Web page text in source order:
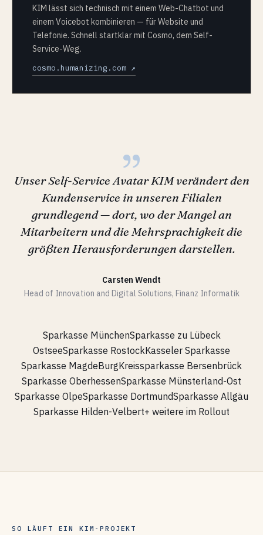
KIM lässt sich technisch mit einem Web-Chatbot und
einem Voicebot kombinieren — für Website und
Telefonie. Schnell startklar mit Cosmo, dem Self-
Service-Weg.
cosmo.humanizing.com ↗
„
Unser Self-Service Avatar KIM verändert den
Kundenservice in unseren Filialen
grundlegend — dort, wo der Mangel an
Mitarbeitern und die Mehrsprachigkeit die
größten Herausforderungen darstellen.
Carsten Wendt
Head of Innovation and Digital Solutions, Finanz Informatik
Sparkasse MünchenSparkasse zu Lübeck
OstseeSparkasse RostockKasseler Sparkasse
Sparkasse MagdeBurgKreissparkasse Bersenbrück
Sparkasse OberhessenSparkasse Münsterland-Ost
Sparkasse OlpeSparkasse DortmundSparkasse Allgäu
Sparkasse Hilden-Velbert+ weitere im Rollout
SO LÄUFT EIN KIM-PROJEKT